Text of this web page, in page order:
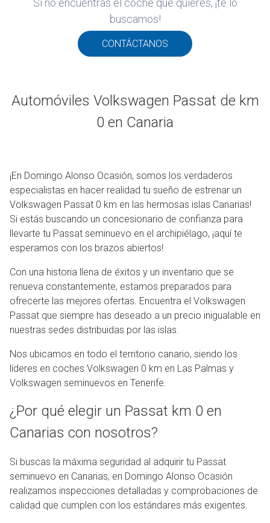
Si no encuentras el coche que quieres, ¡te lo
buscamos!
CONTÁCTANOS
Automóviles Volkswagen Passat de km
0 en Canaria
¡En Domingo Alonso Ocasión, somos los verdaderos
especialistas en hacer realidad tu sueño de estrenar un
Volkswagen Passat 0 km en las hermosas islas Canarias!
Si estás buscando un concesionario de confianza para
llevarte tu Passat seminuevo en el archipiélago, ¡aquí te
esperamos con los brazos abiertos!
Con una historia llena de éxitos y un inventario que se
renueva constantemente, estamos preparados para
ofrecerte las mejores ofertas. Encuentra el Volkswagen
Passat que siempre has deseado a un precio inigualable en
nuestras sedes distribuidas por las islas.
Nos ubicamos en todo el territorio canario, siendo los
líderes en coches Volkswagen 0 km en Las Palmas y
Volkswagen seminuevos en Tenerife.
¿Por qué elegir un Passat km 0 en
Canarias con nosotros?
Si buscas la máxima seguridad al adquirir tu Passat
seminuevo en Canarias, en Domingo Alonso Ocasión
realizamos inspecciones detalladas y comprobaciones de
calidad que cumplen con los estándares más exigentes.